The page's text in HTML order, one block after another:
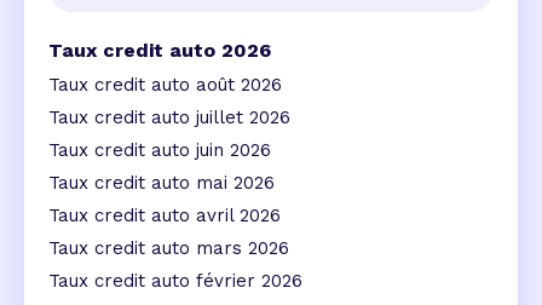
Taux credit auto 2026
Taux credit auto août 2026
Taux credit auto juillet 2026
Taux credit auto juin 2026
Taux credit auto mai 2026
Taux credit auto avril 2026
Taux credit auto mars 2026
Taux credit auto février 2026